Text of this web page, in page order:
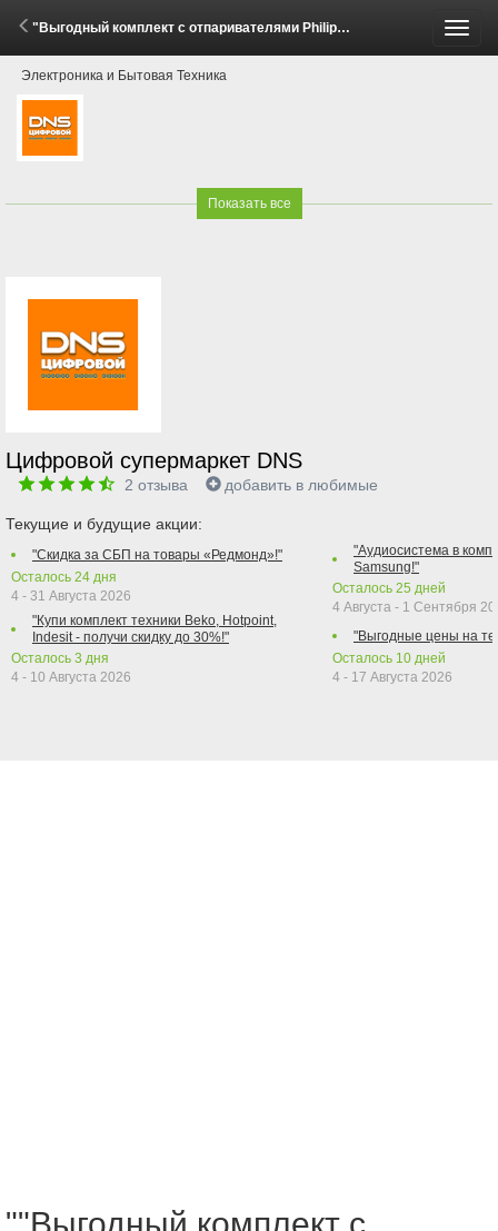
"Выгодный комплект с отпаривателями Philips!" (30 Апреля - 31 Мая 2026)
Электроника и Бытовая Техника
Показать все
Цифровой супермаркет DNS
2 отзыва добавить в любимые
Текущие и будущие акции:
"Скидка за СБП на товары «Редмонд»!"
Осталось 24 дня
4 - 31 Августа 2026
"Купи комплект техники Beko, Hotpoint,
Indesit - получи скидку до 30%!"
Осталось 3 дня
4 - 10 Августа 2026
"Аудиосистема в
Samsung!"
Осталось 25 дней
4 Августа - 1 Сентября
"Выгодные цены на
Осталось 10 дней
4 - 17 Августа 2026
""Выгодный комплект с